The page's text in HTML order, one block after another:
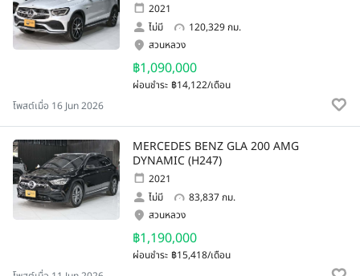
2021
ไม่มี
120,329 กม.
฿1,090,000
ผ่อนชำระ ฿14,122/เดือน
สวนหลวง
โพสต์เมื่อ 16 Jun 2026
MERCEDES BENZ GLA 200 AMG
DYNAMIC (H247)
2021
ไม่มี
83,837 กม.
฿1,190,000
ผ่อนชำระ ฿15,418/เดือน
สวนหลวง